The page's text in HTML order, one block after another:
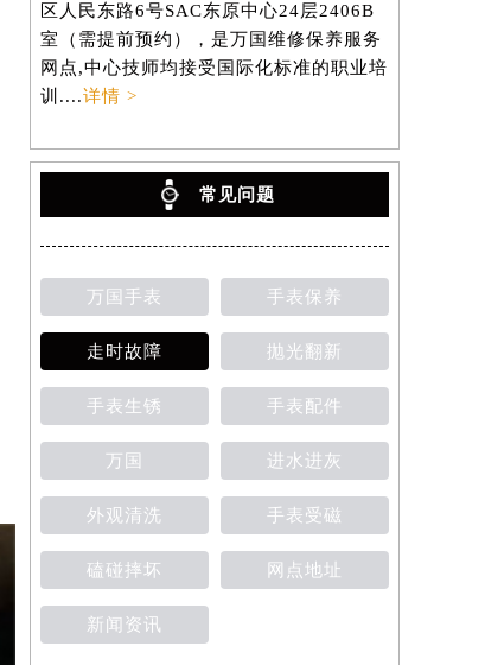
区人民东路6号SAC东原中心24层2406B
室（需提前预约），是万国维修保养服务
网点,中心技师均接受国际化标准的职业培
训....详情 >
常见问题
万国手表 手表保养
走时故障 抛光翻新
手表生锈 手表配件
万国 进水进灰
外观清洗 手表受磁
磕碰摔坏 网点地址
新闻资讯